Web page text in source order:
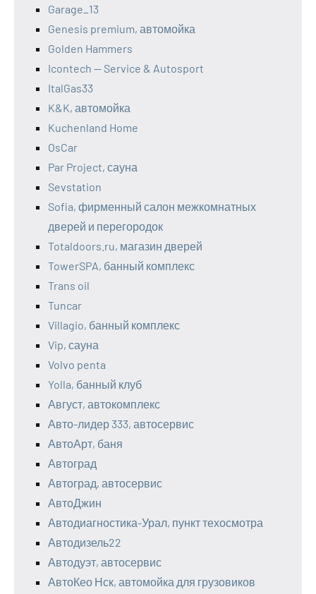
Garage_13
Genesis premium, автомойка
Golden Hammers
Icontech — Service & Autosport
ItalGas33
K&K, автомойка
Kuchenland Home
OsCar
Par Project, сауна
Sevstation
Sofia, фирменный салон межкомнатных
дверей и перегородок
Totaldoors.ru, магазин дверей
TowerSPA, банный комплекс
Trans oil
Tuncar
Villagio, банный комплекс
Vip, сауна
Volvo penta
Yolla, банный клуб
Август, автокомплекс
Авто-лидер 333, автосервис
АвтоАрт, баня
Автоград
Автоград, автосервис
АвтоДжин
Автодиагностика-Урал, пункт техосмотра
Автодизель22
Автодуэт, автосервис
АвтоКео Нск, автомойка для грузовиков